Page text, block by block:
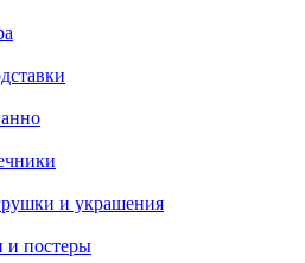
и украшения
и постеры